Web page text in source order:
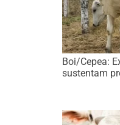
Boi/Cepea:
sustentam